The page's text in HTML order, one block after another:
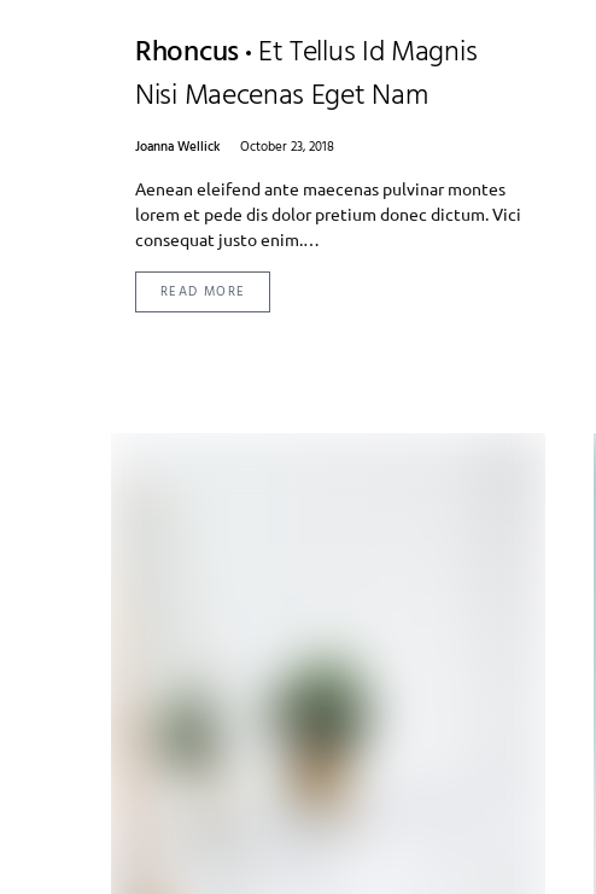
Rhoncus Et Tellus Id Magnis
Nisi Maecenas Eget Nam
Joanna Wellick
October 23, 2018
Aenean eleifend ante maecenas pulvinar montes
lorem et pede dis dolor pretium donec dictum. Vici
consequat justo enim.…
READ MORE